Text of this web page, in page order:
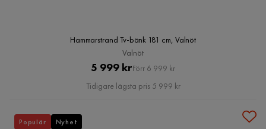
Hammarstrand Tv-bänk 181 cm, Valnöt
Valnöt
Pris
5 999 krOriginal
Pris
Förr 6 999 kr
Tidigare lägsta pris 5 999 kr
Populär Nyhet